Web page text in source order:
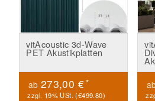
vitAcoustic 3d-Wave
PET Akustikplatten
ab 273,00 €*
zzgl. 19% USt. (€499.80)
ab